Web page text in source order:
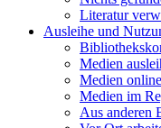
Literatur
Ausleihe und
Medien
Medien
Medien im
Aus anderen